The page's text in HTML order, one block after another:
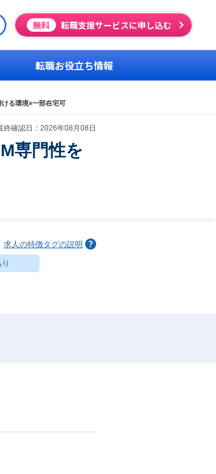
無料 転職支援サービスに申し込む
転職お役立ち情報
ける環境×一部在宅可
確認日：2026年08月08日
専門性を
求人の特徴タグの説明